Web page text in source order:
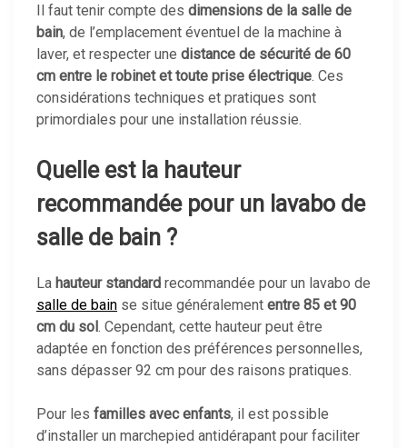
Il faut tenir compte des dimensions de la salle de
bain, de l’emplacement éventuel de la machine à
laver, et respecter une distance de sécurité de 60
cm entre le robinet et toute prise électrique. Ces
considérations techniques et pratiques sont
primordiales pour une installation réussie.
Quelle est la hauteur
recommandée pour un lavabo de
salle de bain ?
La hauteur standard recommandée pour un lavabo de
salle de bain se situe généralement entre 85 et 90
cm du sol . Cependant, cette hauteur peut être
adaptée en fonction des préférences personnelles,
sans dépasser 92 cm pour des raisons pratiques.
Pour les familles avec enfants, il est possible
d’installer un marchepied antidérapant pour faciliter